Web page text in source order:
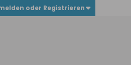
oder Registrieren